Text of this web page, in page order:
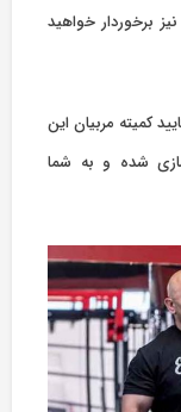
برخوردار خواهید
کمیته مربیان این
سازی شده و به شما